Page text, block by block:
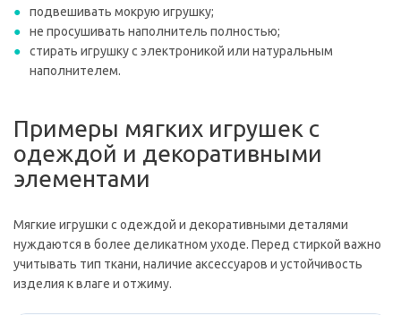
подвешивать мокрую игрушку;
не просушивать наполнитель полностью;
стирать игрушку с электроникой или натуральным
наполнителем.
Примеры мягких игрушек с
одеждой и декоративными
элементами
Мягкие игрушки с одеждой и декоративными деталями
нуждаются в более деликатном уходе. Перед стиркой важно
учитывать тип ткани, наличие аксессуаров и устойчивость
изделия к влаге и отжиму.